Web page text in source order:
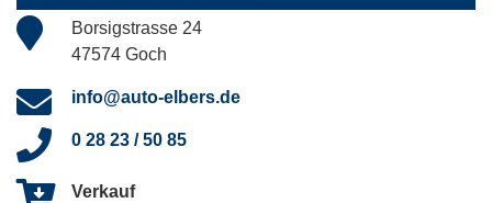
Borsigstrasse 24
47574 Goch
info@auto-elbers.de
0 28 23 / 50 85
Verkauf